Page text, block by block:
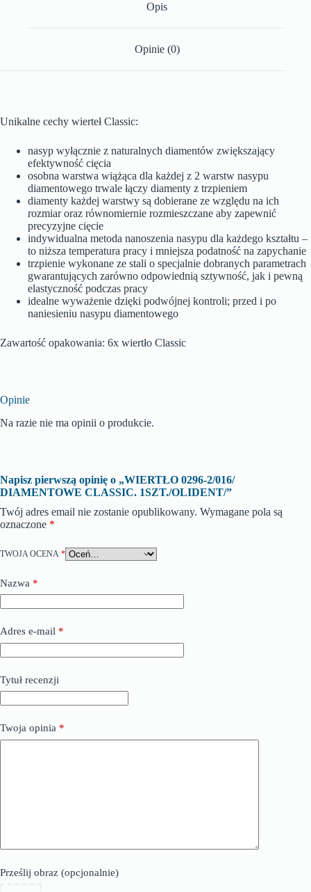
Opis
Opinie (0)
Unikalne cechy wierteł Classic:
nasyp wyłącznie z naturalnych diamentów zwiększający
efektywność cięcia
osobna warstwa wiążąca dla każdej z 2 warstw nasypu
diamentowego trwale łączy diamenty z trzpieniem
diamenty każdej warstwy są dobierane ze względu na ich
rozmiar oraz równomiernie rozmieszczane aby zapewnić
precyzyjne cięcie
indywidualna metoda nanoszenia nasypu dla każdego kształtu –
to niższa temperatura pracy i mniejsza podatność na zapychanie
trzpienie wykonane ze stali o specjalnie dobranych parametrach
gwarantujących zarówno odpowiednią sztywność, jak i pewną
elastyczność podczas pracy
idealne wyważenie dzięki podwójnej kontroli; przed i po
naniesieniu nasypu diamentowego
Zawartość opakowania: 6x wiertło Classic
Opinie
Na razie nie ma opinii o produkcie.
Napisz pierwszą opinię o „WIERTŁO 0296-2/016/
DIAMENTOWE CLASSIC. 1SZT./OLIDENT/”
Twój adres email nie zostanie opublikowany. Wymagane pola są
oznaczone *
TWOJA OCENA *
Nazwa *
Adres e-mail *
Tytuł recenzji
Twoja opinia *
Prześlij obraz (opcjonalnie)